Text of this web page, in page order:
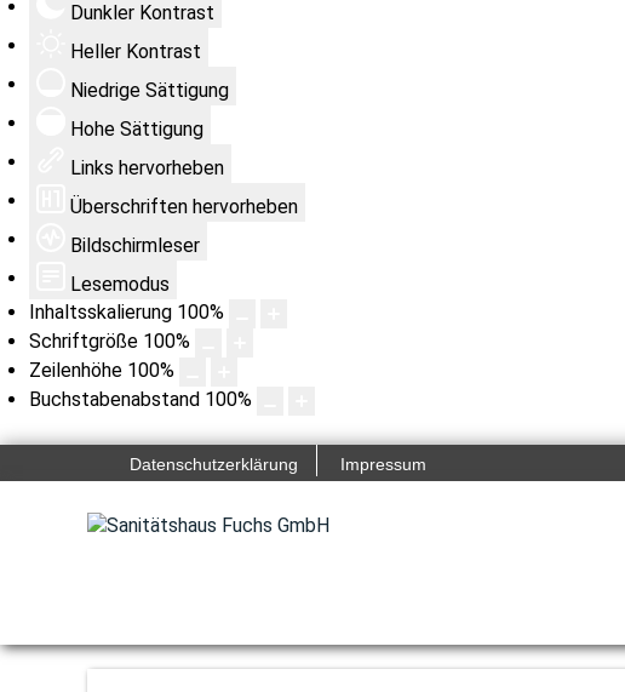
Dunkler Kontrast
Heller Kontrast
Niedrige Sättigung
Hohe Sättigung
Links hervorheben
Überschriften hervorheben
Bildschirmleser
Lesemodus
Inhaltsskalierung 100%
Schriftgröße 100%
Zeilenhöhe 100%
Buchstabenabstand 100%
Datenschutzerklärung Impressum